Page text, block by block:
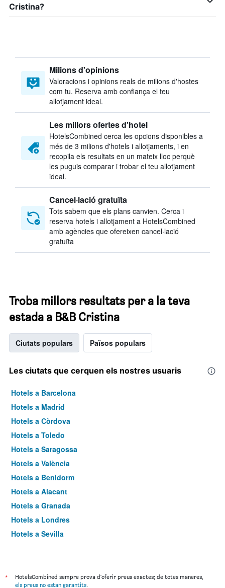
Cristina?
Milions d'opinions
Valoracions i opinions reals de milions d'hostes
com tu. Reserva amb confiança el teu
allotjament ideal.
Les millors ofertes d'hotel
HotelsCombined cerca les opcions disponibles a
més de 3 milions d'hotels i allotjaments, i en
recopila els resultats en un mateix lloc perquè
les puguis comparar i trobar el teu allotjament
ideal.
Cancel·lació gratuïta
Tots sabem que els plans canvien. Cerca i
reserva hotels i allotjament a HotelsCombined
amb agències que ofereixen cancel·lació
gratuïta
Troba millors resultats per a la teva
estada a B&B Cristina
Ciutats populars Països populars
Les ciutats que cerquen els nostres usuaris
Hotels a Barcelona
Hotels a Madrid
Hotels a Còrdova
Hotels a Toledo
Hotels a Saragossa
Hotels a València
Hotels a Benidorm
Hotels a Alacant
Hotels a Granada
Hotels a Londres
Hotels a Sevilla
*
HotelsCombined sempre prova d'oferir preus exactes; de totes maneres,
els preus no estan garantits.